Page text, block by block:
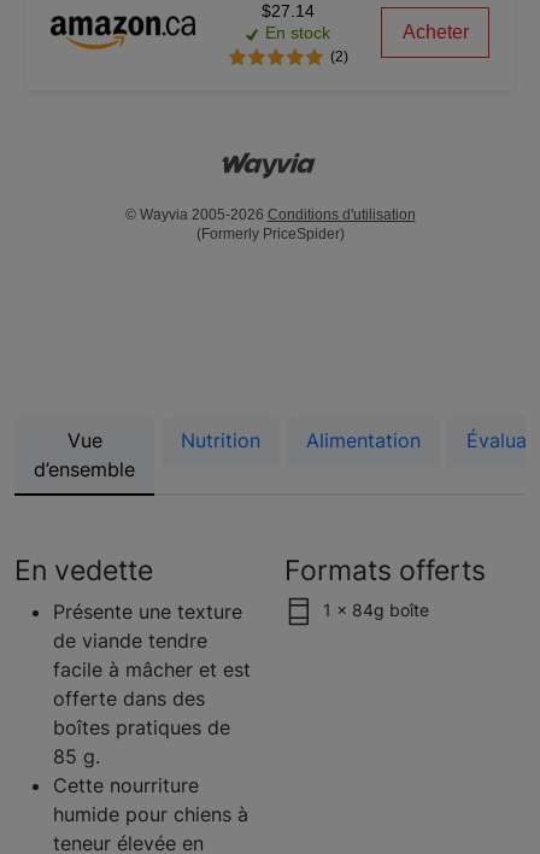
$27.14
En stock
(2)
Acheter
© Wayvia 2005-2026 Conditions d'utilisation
(Formerly PriceSpider)
Vue
d’ensemble
Nutrition Alimentation
En vedette
Présente une texture
de viande tendre
facile à mâcher et est
offerte dans des
boîtes pratiques de
85 g.
Cette nourriture
humide pour chiens à
teneur élevée en
Formats offerts
1 x 84g boîte